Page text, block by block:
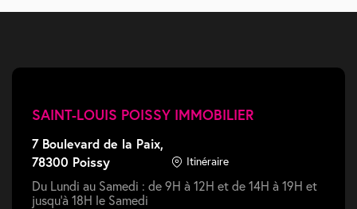
SAINT-LOUIS POISSY IMMOBILIER
7 Boulevard de la Paix,
78300 Poissy
Itinéraire
Du Lundi au Samedi : de 9H à 12H et de 14H à 19H et
jusqu'à 18H le Samedi